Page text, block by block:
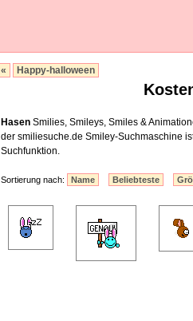
« Happy-halloween
Hasen Smilies, Smileys, Smiles &
der smiliesuche.de Smiley-Suchmaschine
Suchfunktion.
Sortierung nach: Name Beliebteste